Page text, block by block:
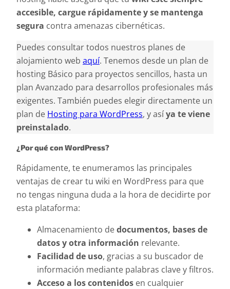
accesible, cargue rápidamente y se mantenga
segura contra amenazas cibernéticas.
Puedes consultar todos nuestros planes de
alojamiento web aquí. Tenemos desde un plan de
hosting Básico para proyectos sencillos, hasta un
plan Avanzado para desarrollos profesionales más
exigentes. También puedes elegir directamente un
plan de Hosting para WordPress, y asíya te viene
preinstalado.
¿Por qué con WordPress?
Rápidamente, te enumeramos las principales
ventajas de crear tu wiki en WordPress para que
no tengas ninguna duda a la hora de decidirte por
esta plataforma:
Almacenamiento dedocumentos, bases de
datos y otra información relevante.
Facilidad de uso, gracias a su buscador de
información mediante palabras clave y filtros.
Acceso a los contenidos en cualquier